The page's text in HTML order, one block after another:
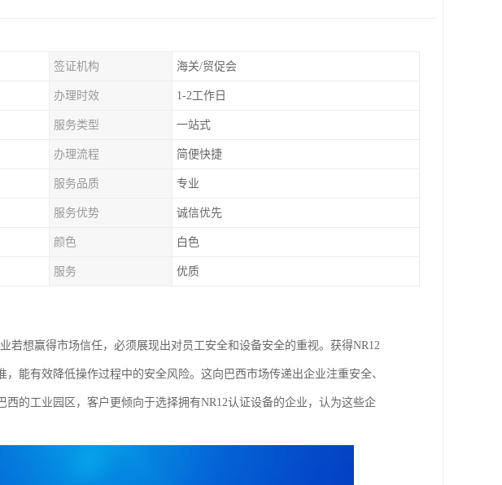
签证机构 海关/贸促会
办理时效 1-2工作日
服务类型 一站式
办理流程 简便快捷
服务品质 专业
服务优势 诚信优先
颜色 白色
服务 优质
若想赢得市场信任，必须展现出对员工安全和设备安全的重视。获得NR12
能有效降低操作过程中的安全风险。这向巴西市场传递出企业注重安全、
的工业园区，客户更倾向于选择拥有NR12认证设备的企业，认为这些企